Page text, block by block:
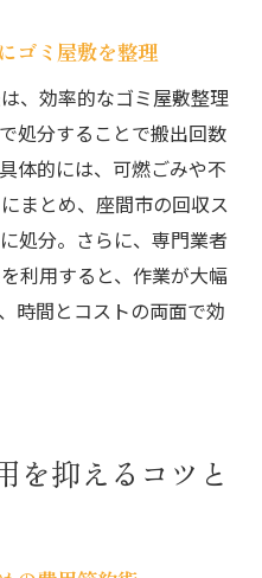
部屋の特徴を解説
ら見るゴミ屋敷の違い
と部屋の違いを見分け
付け方法の違いとは
ミ屋敷のリスクと対策
度を見極めるポイント
プを徹底解説
ゴミ屋敷を整理
、効率的なゴミ屋敷整理
処分することで搬出回数
体的には、可燃ごみや不
まとめ、座間市の回収ス
処分。さらに、専門業者
利用すると、作業が大幅
時間とコストの両面で効
を抑えるコツと